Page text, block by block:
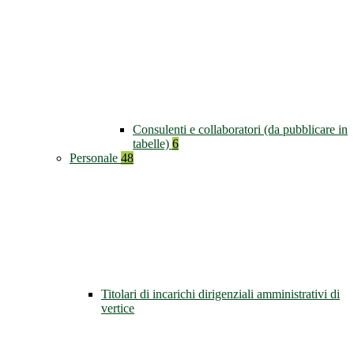
Consulenti e collaboratori (da pubblicare in
tabelle) 6
Personale 48
Titolari di incarichi dirigenziali amministrativi di
vertice